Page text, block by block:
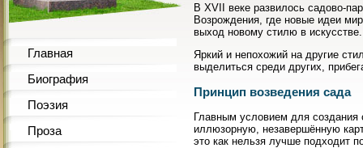
Главная
Биография
Поэзия
Проза
В XVII веке развилось садово-
Возрождения, где новые идеи
выход новому стилю в искусстве.
Яркий и непохожий на другие
выделиться среди других,
Принцип возведения сада
Главным условием для
иллюзорную, незавершённую
это как нельзя лучше подходит